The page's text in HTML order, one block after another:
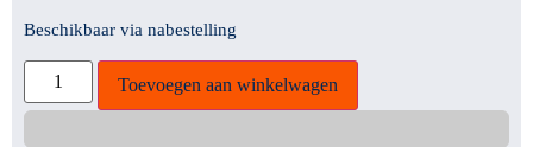
Beschikbaar via nabestelling
Toevoegen aan winkelwagen